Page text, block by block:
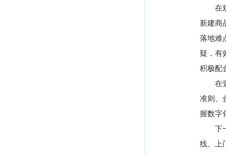
在观
新建商
落地难
疑，有
积极配
在壹
准则、
握数字
下一
线、上